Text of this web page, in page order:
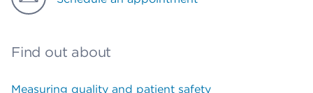
Find out about
Measuring quality and patient safety